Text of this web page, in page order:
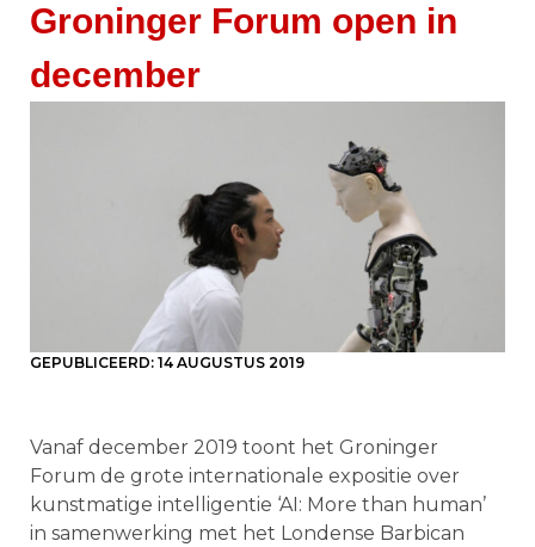
Groninger Forum open in
december
GEPUBLICEERD: 14 AUGUSTUS 2019
Vanaf december 2019 toont het Groninger
Forum de grote internationale expositie over
kunstmatige intelligentie ‘AI: More than human’
in samenwerking met het Londense Barbican